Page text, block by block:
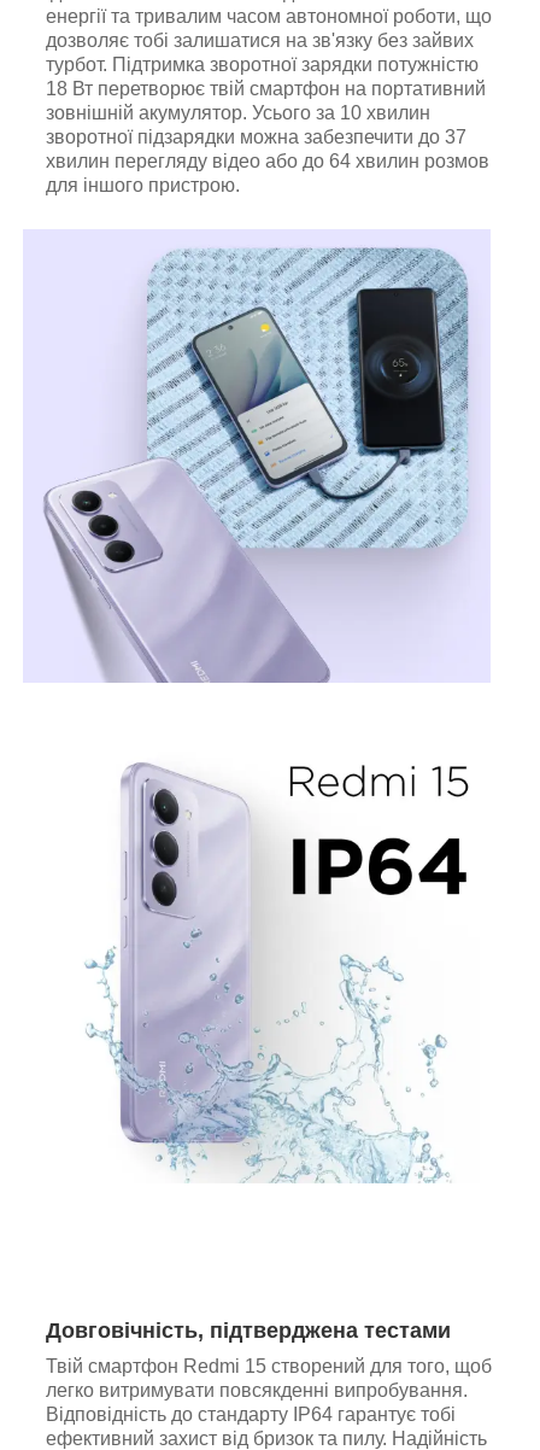
енергії та тривалим часом автономної роботи, що
дозволяє тобі залишатися на зв'язку без зайвих
турбот. Підтримка зворотної зарядки потужністю
18 Вт перетворює твій смартфон на портативний
зовнішній акумулятор. Усього за 10 хвилин
зворотної підзарядки можна забезпечити до 37
хвилин перегляду відео або до 64 хвилин розмов
для іншого пристрою.
Довговічність, підтверджена тестами
Твій смартфон Redmi 15 створений для того, щоб
легко витримувати повсякденні випробування.
Відповідність до стандарту IP64 гарантує тобі
ефективний захист від бризок та пилу. Надійність